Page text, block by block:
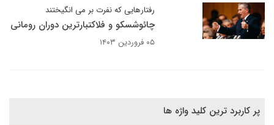
رفتارهایی که نفرت بر می انگیختند
چائوشسکو و فلاکتبارترین دوران رومانی
۰۵ فروردین ۱۴۰۳
پر کاربرد ترین کلید واژه ها